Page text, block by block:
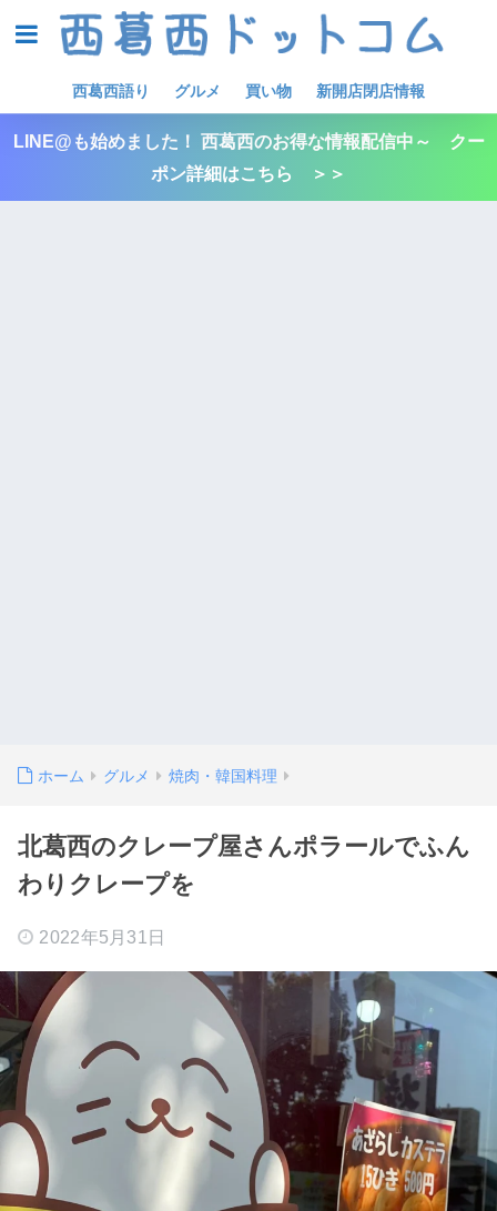
西葛西語り グルメ 買い物 新開店閉店情報
LINE@も始めました！ 西葛西のお得な情報配信中～ クー
ポン詳細はこちら ＞＞
ホーム グルメ 焼肉・韓国料理
北葛西のクレープ屋さんポラールでふん
わりクレープを
2022年5月31日